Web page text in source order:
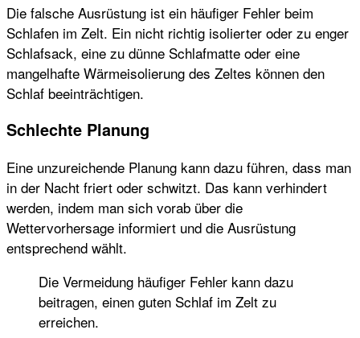
Die falsche Ausrüstung ist ein häufiger Fehler beim
Schlafen im Zelt. Ein nicht richtig isolierter oder zu enger
Schlafsack, eine zu dünne Schlafmatte oder eine
mangelhafte Wärmeisolierung des Zeltes können den
Schlaf beeinträchtigen.
Schlechte Planung
Eine unzureichende Planung kann dazu führen, dass man
in der Nacht friert oder schwitzt. Das kann verhindert
werden, indem man sich vorab über die
Wettervorhersage informiert und die Ausrüstung
entsprechend wählt.
Die Vermeidung häufiger Fehler kann dazu
beitragen, einen guten Schlaf im Zelt zu
erreichen.